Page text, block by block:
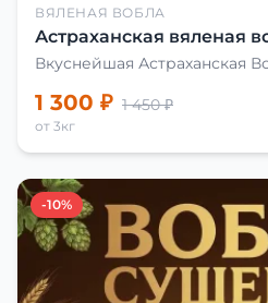
ВЯЛЕНАЯ ВОБЛА
Астраханская вяленая
Вкуснейшая Астраханская
1 300 ₽ 1 450 ₽
от 3кг
-10%